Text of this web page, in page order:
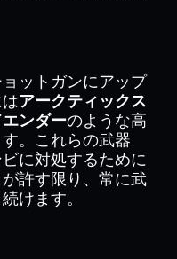
ットガンにアップ
アークティックス
ンダーのような高
。これらの武器
に対処するために
許す限り、常に武
けます。